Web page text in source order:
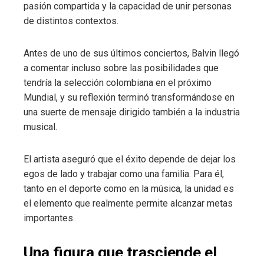
pasión compartida y la capacidad de unir personas
de distintos contextos.
Antes de uno de sus últimos conciertos, Balvin llegó
a comentar incluso sobre las posibilidades que
tendría la selección colombiana en el próximo
Mundial, y su reflexión terminó transformándose en
una suerte de mensaje dirigido también a la industria
musical.
El artista aseguró que el éxito depende de dejar los
egos de lado y trabajar como una familia. Para él,
tanto en el deporte como en la música, la unidad es
el elemento que realmente permite alcanzar metas
importantes.